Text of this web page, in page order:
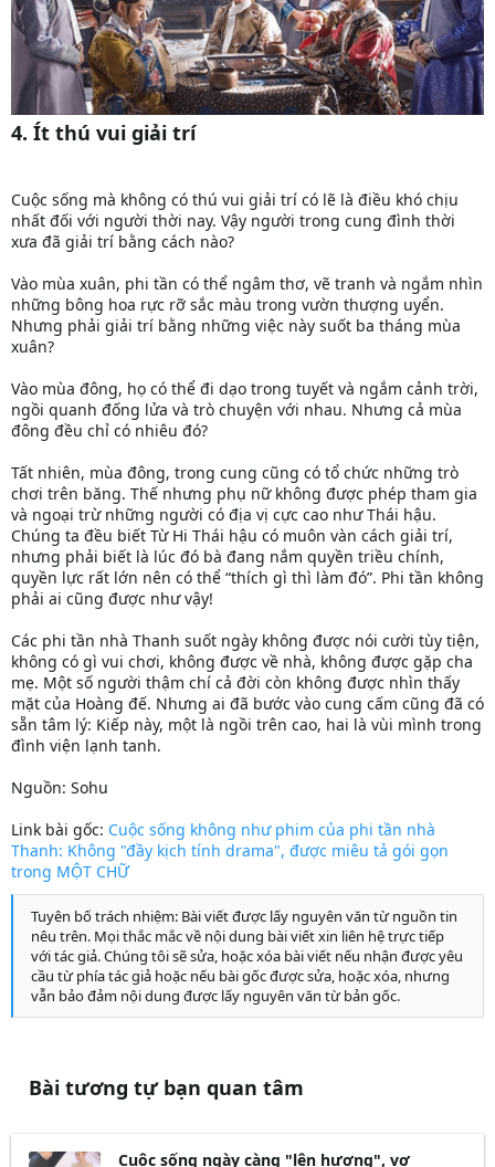
4. Ít thú vui giải trí
Cuộc sống mà không có thú vui giải trí có lẽ là điều khó chịu
nhất đối với người thời nay. Vậy người trong cung đình thời
xưa đã giải trí bằng cách nào?
Vào mùa xuân, phi tần có thể ngâm thơ, vẽ tranh và ngắm nhìn
những bông hoa rực rỡ sắc màu trong vườn thượng uyển.
Nhưng phải giải trí bằng những việc này suốt ba tháng mùa
xuân?
Vào mùa đông, họ có thể đi dạo trong tuyết và ngắm cảnh trời,
ngồi quanh đống lửa và trò chuyện với nhau. Nhưng cả mùa
đông đều chỉ có nhiêu đó?
Tất nhiên, mùa đông, trong cung cũng có tổ chức những trò
chơi trên băng. Thế nhưng phụ nữ không được phép tham gia
và ngoại trừ những người có địa vị cực cao như Thái hậu.
Chúng ta đều biết Từ Hi Thái hậu có muôn vàn cách giải trí,
nhưng phải biết là lúc đó bà đang nắm quyền triều chính,
quyền lực rất lớn nên có thể “thích gì thì làm đó”. Phi tần không
phải ai cũng được như vậy!
Các phi tần nhà Thanh suốt ngày không được nói cười tùy tiện,
không có gì vui chơi, không được về nhà, không được gặp cha
mẹ. Một số người thậm chí cả đời còn không được nhìn thấy
mặt của Hoàng đế. Nhưng ai đã bước vào cung cấm cũng đã có
sẵn tâm lý: Kiếp này, một là ngồi trên cao, hai là vùi mình trong
đình viện lạnh tanh.
Nguồn: Sohu
Link bài gốc: Cuộc sống không như phim của phi tần nhà
Thanh: Không "đầy kịch tính drama", được miêu tả gói gọn
trong MỘT CHỮ
Tuyên bố trách nhiệm: Bài viết được lấy nguyên văn từ nguồn tin
nêu trên. Mọi thắc mắc về nội dung bài viết xin liên hệ trực tiếp
với tác giả. Chúng tôi sẽ sửa, hoặc xóa bài viết nếu nhận được yêu
cầu từ phía tác giả hoặc nếu bài gốc được sửa, hoặc xóa, nhưng
vẫn bảo đảm nội dung được lấy nguyên văn từ bản gốc.
Bài tương tự bạn quan tâm
Cuộc sống ngày càng "lên hương", vợ